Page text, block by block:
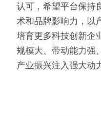
认可，希望平台保持
术和品牌影响力，以
培育更多科技创新企
规模大、带动能力强
产业振兴注入强大动